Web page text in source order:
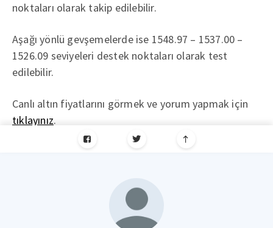
noktaları olarak takip edilebilir.
Aşağı yönlü gevşemelerde ise 1548.97 – 1537.00 –
1526.09 seviyeleri destek noktaları olarak test
edilebilir.
Canlı altın fiyatlarını görmek ve yorum yapmak için
tıklayınız.